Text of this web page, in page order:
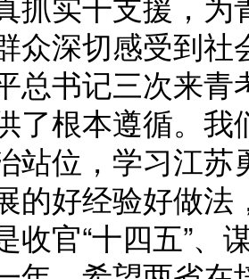
众深切感受到
总书记三次来
了根本遵循。
站位，学习江
的好经验好做
收官“十四五”、